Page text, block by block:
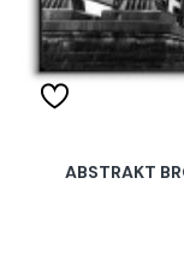
ABSTRAKT